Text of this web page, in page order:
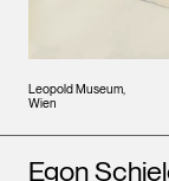
Leopold Museum,
Wien
Künstler*innen
Egon